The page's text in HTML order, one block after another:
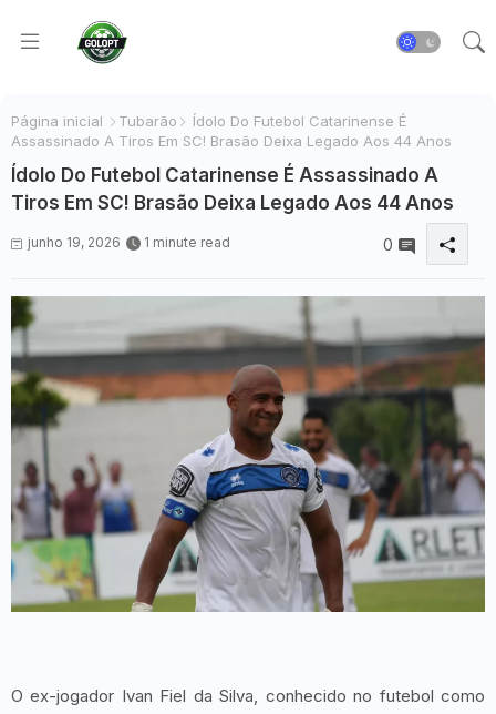
Página inicial Tubarão
Ídolo Do Futebol Catarinense É
Assassinado A Tiros Em SC! Brasão Deixa Legado Aos 44 Anos
Ídolo Do Futebol Catarinense É Assassinado A
Tiros Em SC! Brasão Deixa Legado Aos 44 Anos
junho 19, 2026 1 minute read 0
O ex-jogador Ivan Fiel da Silva, conhecido no futebol como